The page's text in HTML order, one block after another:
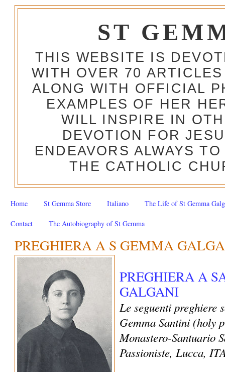
ST
THIS WEBSITE IS
WITH OVER 70
ALONG WITH OFFICIAL
EXAMPLES OF HER
WILL INSPIRE IN
DEVOTION FOR
ENDEAVORS ALWAYS
THE CATHOLIC
Home St Gemma Store Italiano The Life of St Gemma
Contact The Autobiography of St Gemma
PREGHIERA A S GEMMA
PREGHIERA A
GALGANI
Le seguenti preghiere
Gemma Santini (holy
Monastero-Santuario
Passioniste, Lucca,